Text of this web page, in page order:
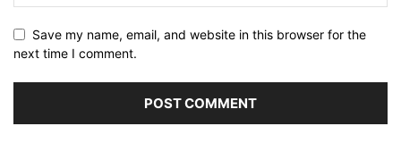
Save my name, email, and website in this browser for the
next time I comment.